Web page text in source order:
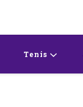
Sports
Tenis